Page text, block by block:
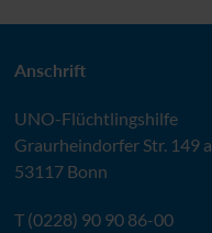
Anschrift
UNO-Flüchtlingshilfe
Graurheindorfer Str. 149 a
53117 Bonn
T (0228) 90 90 86-00